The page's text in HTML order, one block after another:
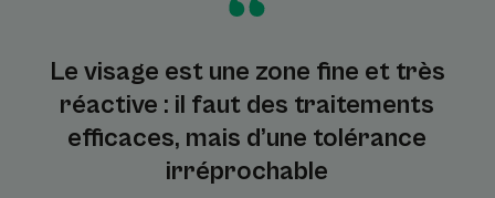
Le visage est une zone fine et très
réactive : il faut des traitements
efficaces, mais d’une tolérance
irréprochable